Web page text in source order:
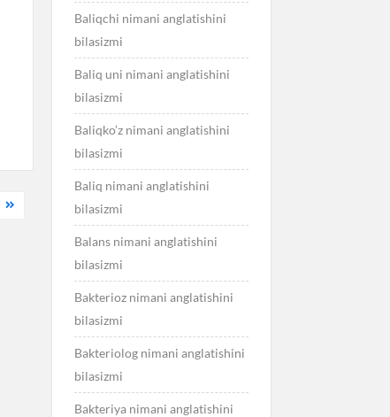
Baliqchi nimani anglatishini
bilasizmi
Baliq uni nimani anglatishini
bilasizmi
Baliqko’z nimani anglatishini
bilasizmi
Baliq nimani anglatishini
bilasizmi
Balans nimani anglatishini
bilasizmi
Bakterioz nimani anglatishini
bilasizmi
Bakteriolog nimani anglatishini
bilasizmi
Bakteriya nimani anglatishini